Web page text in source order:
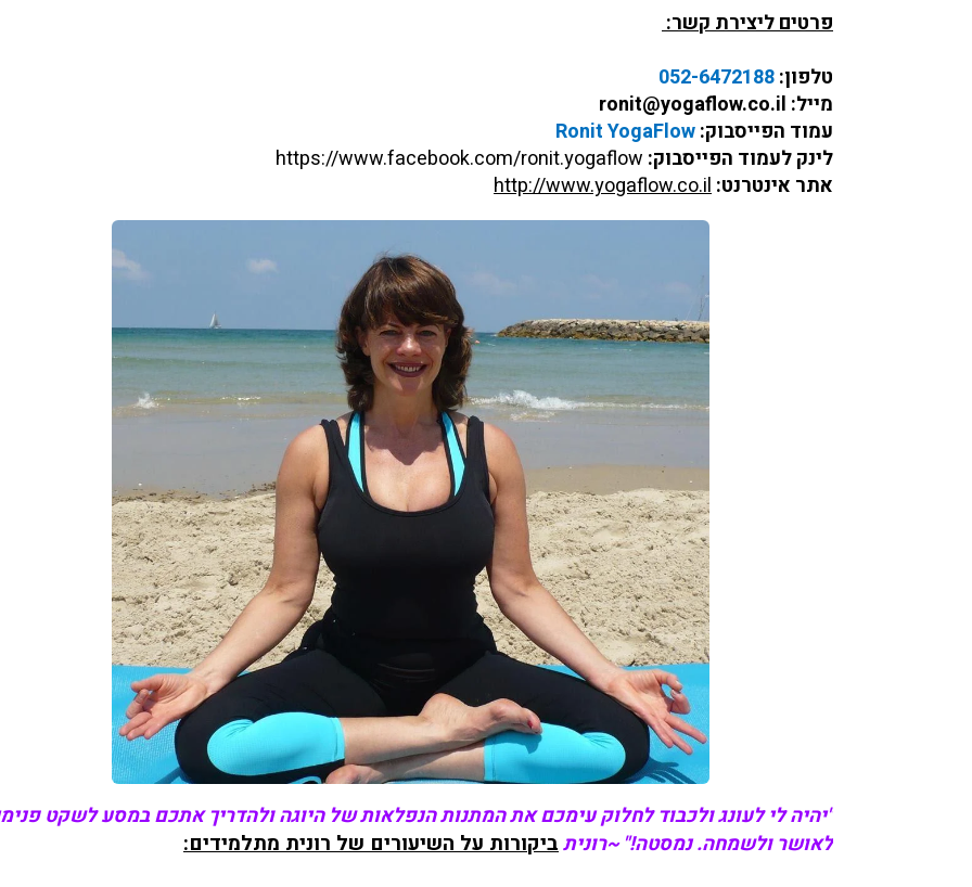
פרטים ליצירת קשר:
טלפון: 052-6472188
מייל: ronit@yogaflow.co.il
עמוד הפייסבוק: Ronit YogaFlow
לינק לעמוד הפייסבוק: https://www.facebook.com/ronit.yogaflow
אתר אינטרנט: http://www.yogaflow.co.il
לאושר ולשמחה. נמסטה!" ~רוניתביקורות על השיעורים של רונית מתלמידים: